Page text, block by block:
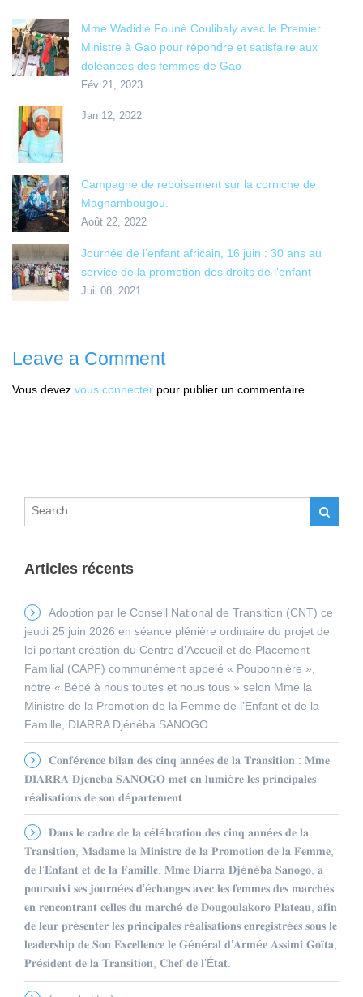
Mme Wadidie Founè Coulibaly avec le Premier
Ministre à Gao pour répondre et satisfaire aux
doléances des femmes de Gao
Fév 21, 2023
Jan 12, 2022
Campagne de reboisement sur la corniche de
Magnambougou.
Août 22, 2022
Journée de l’enfant africain, 16 juin : 30 ans au
service de la promotion des droits de l’enfant
Juil 08, 2021
Leave a Comment
Vous devez vous connecter pour publier un commentaire.
Articles récents
Adoption par le Conseil National de Transition (CNT) ce
jeudi 25 juin 2026 en séance plénière ordinaire du projet de
loi portant création du Centre d’Accueil et de Placement
Familial (CAPF) communément appelé « Pouponnière »,
notre « Bébé à nous toutes et nous tous » selon Mme la
Ministre de la Promotion de la Femme de l’Enfant et de la
Famille, DIARRA Djénéba SANOGO.
𝐂𝐨𝐧𝐟é𝐫𝐞𝐧𝐜𝐞 𝐛𝐢𝐥𝐚𝐧 𝐝𝐞𝐬 𝐜𝐢𝐧𝐪 𝐚𝐧𝐧é𝐞𝐬 𝐝𝐞 𝐥𝐚 𝐓𝐫𝐚𝐧𝐬𝐢𝐭𝐢𝐨𝐧 : 𝐌𝐦𝐞
𝐃𝐈𝐀𝐑𝐑𝐀 𝐃𝐣𝐞𝐧𝐞𝐛𝐚 𝐒𝐀𝐍𝐎𝐆𝐎 𝐦𝐞𝐭 𝐞𝐧 𝐥𝐮𝐦𝐢è𝐫𝐞 𝐥𝐞𝐬 𝐩𝐫𝐢𝐧𝐜𝐢𝐩𝐚𝐥𝐞𝐬
𝐫é𝐚𝐥𝐢𝐬𝐚𝐭𝐢𝐨𝐧𝐬 𝐝𝐞 𝐬𝐨𝐧 𝐝é𝐩𝐚𝐫𝐭𝐞𝐦𝐞𝐧𝐭.
𝐃𝐚𝐧𝐬 𝐥𝐞 𝐜𝐚𝐝𝐫𝐞 𝐝𝐞 𝐥𝐚 𝐜é𝐥é𝐛𝐫𝐚𝐭𝐢𝐨𝐧 𝐝𝐞𝐬 𝐜𝐢𝐧𝐪 𝐚𝐧𝐧é𝐞𝐬 𝐝𝐞 𝐥𝐚
𝐓𝐫𝐚𝐧𝐬𝐢𝐭𝐢𝐨𝐧, 𝐌𝐚𝐝𝐚𝐦𝐞 𝐥𝐚 𝐌𝐢𝐧𝐢𝐬𝐭𝐫𝐞 𝐝𝐞 𝐥𝐚 𝐏𝐫𝐨𝐦𝐨𝐭𝐢𝐨𝐧 𝐝𝐞 𝐥𝐚 𝐅𝐞𝐦𝐦𝐞,
𝐝𝐞 𝐥’𝐄𝐧𝐟𝐚𝐧𝐭 𝐞𝐭 𝐝𝐞 𝐥𝐚 𝐅𝐚𝐦𝐢𝐥𝐥𝐞, 𝐌𝐦𝐞 𝐃𝐢𝐚𝐫𝐫𝐚 𝐃𝐣é𝐧é𝐛𝐚 𝐒𝐚𝐧𝐨𝐠𝐨, 𝐚
𝐩𝐨𝐮𝐫𝐬𝐮𝐢𝐯𝐢 𝐬𝐞𝐬 𝐣𝐨𝐮𝐫𝐧é𝐞𝐬 𝐝’é𝐜𝐡𝐚𝐧𝐠𝐞𝐬 𝐚𝐯𝐞𝐜 𝐥𝐞𝐬 𝐟𝐞𝐦𝐦𝐞𝐬 𝐝𝐞𝐬 𝐦𝐚𝐫𝐜𝐡é𝐬
𝐞𝐧 𝐫𝐞𝐧𝐜𝐨𝐧𝐭𝐫𝐚𝐧𝐭 𝐜𝐞𝐥𝐥𝐞𝐬 𝐝𝐮 𝐦𝐚𝐫𝐜𝐡é 𝐝𝐞 𝐃𝐨𝐮𝐠𝐨𝐮𝐥𝐚𝐤𝐨𝐫𝐨 𝐏𝐥𝐚𝐭𝐞𝐚𝐮, 𝐚𝐟𝐢𝐧
𝐝𝐞 𝐥𝐞𝐮𝐫 𝐩𝐫é𝐬𝐞𝐧𝐭𝐞𝐫 𝐥𝐞𝐬 𝐩𝐫𝐢𝐧𝐜𝐢𝐩𝐚𝐥𝐞𝐬 𝐫é𝐚𝐥𝐢𝐬𝐚𝐭𝐢𝐨𝐧𝐬 𝐞𝐧𝐫𝐞𝐠𝐢𝐬𝐭𝐫é𝐞𝐬 𝐬𝐨𝐮𝐬 𝐥𝐞
𝐥𝐞𝐚𝐝𝐞𝐫𝐬𝐡𝐢𝐩 𝐝𝐞 𝐒𝐨𝐧 𝐄𝐱𝐜𝐞𝐥𝐥𝐞𝐧𝐜𝐞 𝐥𝐞 𝐆é𝐧é𝐫𝐚𝐥 𝐝’𝐀𝐫𝐦é𝐞 𝐀𝐬𝐬𝐢𝐦𝐢 𝐆𝐨ï𝐭𝐚,
𝐏𝐫é𝐬𝐢𝐝𝐞𝐧𝐭 𝐝𝐞 𝐥𝐚 𝐓𝐫𝐚𝐧𝐬𝐢𝐭𝐢𝐨𝐧, 𝐂𝐡𝐞𝐟 𝐝𝐞 𝐥’É𝐭𝐚𝐭.